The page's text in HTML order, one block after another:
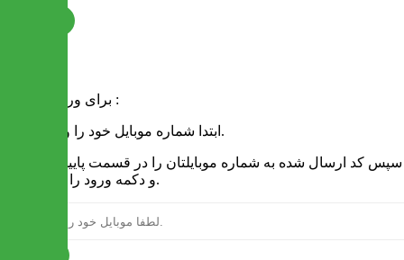
برای ورود به سایت :
1 - ابتدا شماره موبایل خود را وارد کنید.
و دکمه ورود را انتخاب کنید.